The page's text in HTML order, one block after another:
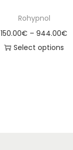
Rohypnol
150.00€ – 944.00€
Select options